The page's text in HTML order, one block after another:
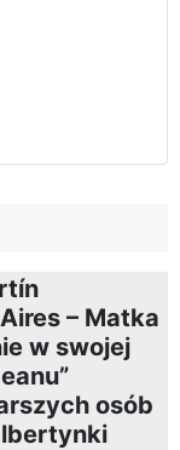
– Matka
w swojej
osób